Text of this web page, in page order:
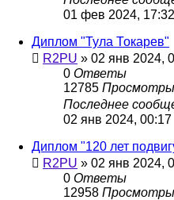
01 фев 2024, 17:32
Диплом "Тула Токарев"
R2PU » 02 янв 2024,
0 Ответы
12785 Просмотры
Последнее
02 янв 2024, 00:17
Диплом "120 лет
R2PU » 02 янв 2024,
0 Ответы
12958 Просмотры